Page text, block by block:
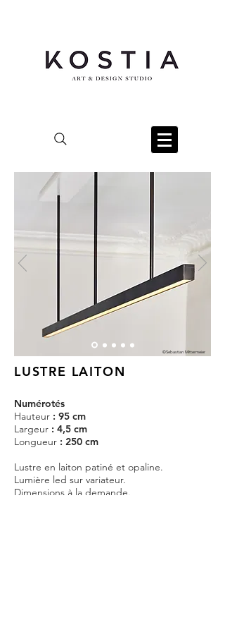
©Sebastian Mittermeier
LUSTRE LAITON
Numérotés
Hauteur : 95 cm
Largeur : 4,5 cm
Longueur : 250 cm
Lustre en laiton patiné et opaline.
Lumière led sur variateur.
Dimensions à la demande.